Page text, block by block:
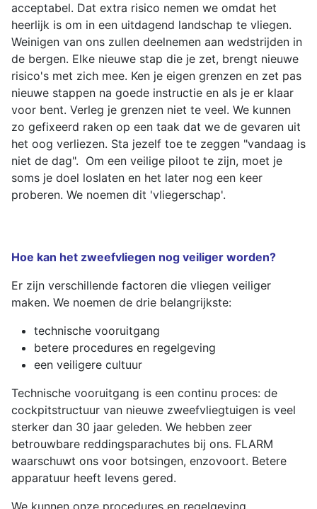
acceptabel. Dat extra risico nemen we omdat het
heerlijk is om in een uitdagend landschap te vliegen.
Weinigen van ons zullen deelnemen aan wedstrijden in
de bergen. Elke nieuwe stap die je zet, brengt nieuwe
risico's met zich mee. Ken je eigen grenzen en zet pas
nieuwe stappen na goede instructie en als je er klaar
voor bent. Verleg je grenzen niet te veel. We kunnen
zo gefixeerd raken op een taak dat we de gevaren uit
het oog verliezen. Sta jezelf toe te zeggen "vandaag is
niet de dag". Om een ​​veilige piloot te zijn, moet je
soms je doel loslaten en het later nog een keer
proberen. We noemen dit 'vliegerschap'.
Hoe kan het zweefvliegen nog veiliger worden?
Er zijn verschillende factoren die vliegen veiliger
maken. We noemen de drie belangrijkste:
technische vooruitgang
betere procedures en regelgeving
een veiligere cultuur
Technische vooruitgang is een continu proces: de
cockpitstructuur van nieuwe zweefvliegtuigen is veel
sterker dan 30 jaar geleden. We hebben zeer
betrouwbare reddingsparachutes bij ons. FLARM
waarschuwt ons voor botsingen, enzovoort. Betere
apparatuur heeft levens gered.
We kunnen onze procedures en regelgeving